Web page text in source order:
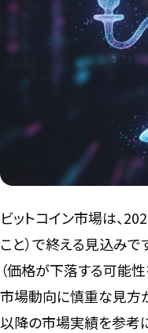
ビットコイン市場は、
こと）で終える見込みで
（価格が下落する可能
市場動向に慎重な見方
以降の市場実績を参考